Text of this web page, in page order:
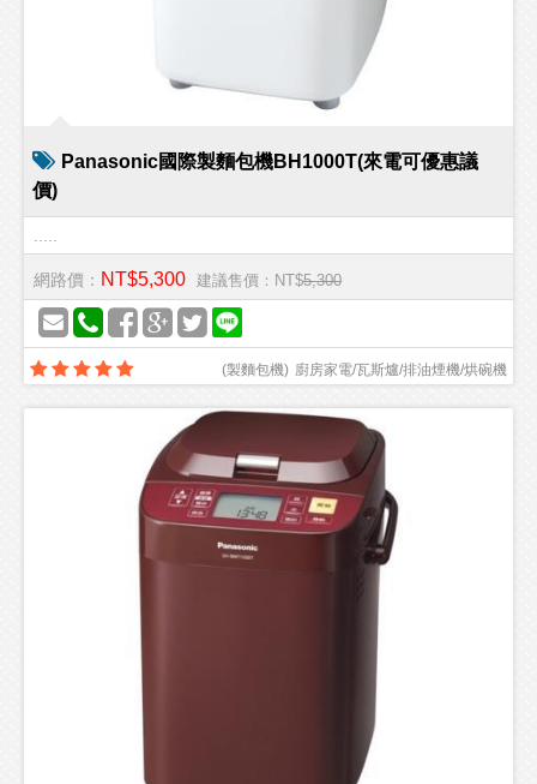
Panasonic國際製麵包機BH1000T(來電可優惠議
價)
網路價： NT$5,300 建議售價：NT$5,300
廚房家電/瓦斯爐/排油煙機/烘碗機
(製麵包機)